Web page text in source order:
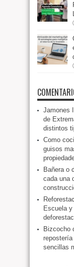
Jamones
de
distintos
Como
guisos
Bañera o
cada una
Escuela
Bizcocho
repostería
sencillas